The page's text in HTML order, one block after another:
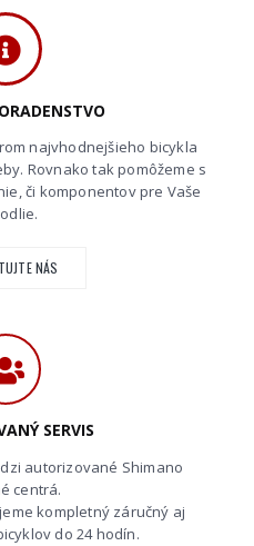
najvhodnejšieho bicykla
Rovnako tak pomôžeme s
či komponentov pre Vaše
NÁS
SERVIS
autorizované Shimano
centrá.
kompletný záručný aj
do 24 hodín.